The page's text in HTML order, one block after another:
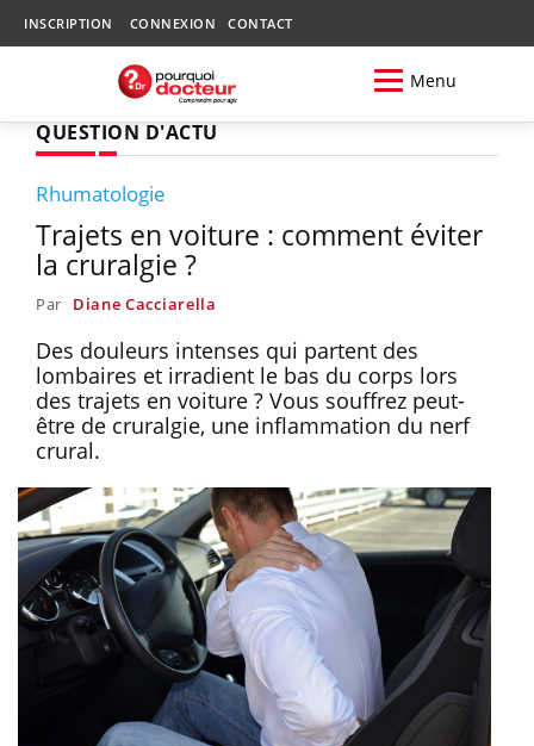
INSCRIPTION CONNEXION CONTACT
Menu
QUESTION D'ACTU
Rhumatologie
Trajets en voiture : comment éviter
la cruralgie ?
Par Diane Cacciarella
Des douleurs intenses qui partent des
lombaires et irradient le bas du corps lors
des trajets en voiture ? Vous souffrez peut-
être de cruralgie, une inflammation du nerf
crural.